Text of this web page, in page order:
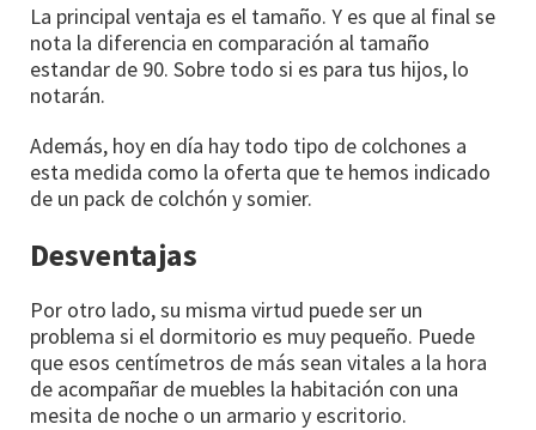
La principal ventaja es el tamaño. Y es que al final se
nota la diferencia en comparación al tamaño
estandar de 90. Sobre todo si es para tus hijos, lo
notarán.
Además, hoy en día hay todo tipo de colchones a
esta medida como la oferta que te hemos indicado
de un pack de colchón y somier.
Desventajas
Por otro lado, su misma virtud puede ser un
problema si el dormitorio es muy pequeño. Puede
que esos centímetros de más sean vitales a la hora
de acompañar de muebles la habitación con una
mesita de noche o un armario y escritorio.